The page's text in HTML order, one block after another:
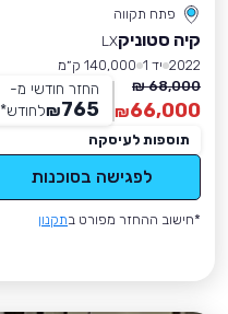
פתח תקווה
קיה סטוניקLX
2022 יד 1
140,000 ק״מ
68,000 ₪
66,000
₪
החזר חודשי מ-
765
₪לחודש*
תוספות לעיסקה
לפגישה בסוכנות
*חישוב ההחזר מפורט בתקנון